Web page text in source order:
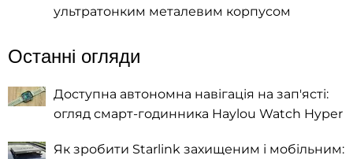
ультратонким металевим корпусом
Останні огляди
Доступна автономна навігація на зап'ясті:
огляд смарт-годинника Haylou Watch Hyper
Як зробити Starlink захищеним і мобільним: